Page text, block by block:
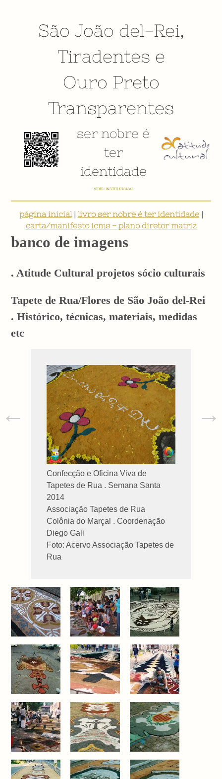
São João del-Rei,
Tiradentes e
Ouro Preto
Transparentes
ser nobre é
ter
identidade
VÍDEO INSTITUCIONAL
página inicial| livro ser nobre é ter identidade|
carta/manifesto icms - plano diretor matriz
banco de imagens
. Atitude Cultural projetos sócio culturais
Tapete de Rua/Flores de São João del-Rei
. Histórico, técnicas, materiais, medidas
etc
Confecção e Oficina Viva de
Tapetes de Rua . Semana Santa
2014
Associação Tapetes de Rua
Colônia do Marçal . Coordenação
Diego Gali
Foto: Acervo Associação Tapetes de
Rua
← →